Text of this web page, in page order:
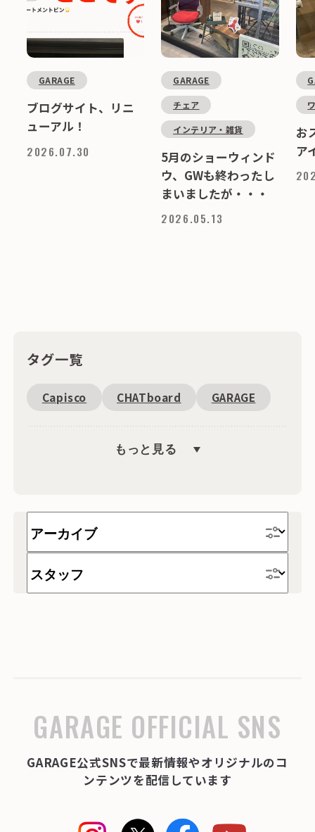
タグ一覧
Capisco CHATboard
GARAGE
Fantoni
恵比寿周辺
SDGs
文具
海外
デスク
もっと見る
GARAGE
ブログサイト、リニ
ューアル！
2026.07.30
GARAGE
チェア
インテリア・雑貨
5月のショーウィンド
ウ、GWも終わったし
まいましたが・・・
2026.05.13
お
ア
GARAGE OFFICIAL SNS
GARAGE公式SNSで最新情報やオリジナルのコ
ンテンツを配信しています